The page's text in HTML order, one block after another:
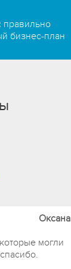
правильно
бизнес-план
Оксана
могли